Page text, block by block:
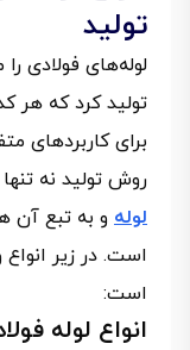
تولید
لوله‌های فولادی
تولید کرد که هر
برای کاربردهای
روش تولید نه
لوله و به تبع آن
است. در زیر
است:
انواع لوله